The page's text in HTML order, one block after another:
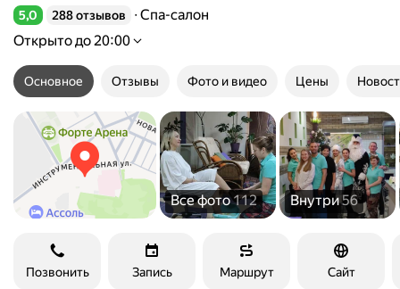
Рейтинг 5,0 из 5
5,0 288 отзывов
Спа-салон
Открыто до 20:00
Основное Отзывы Фото и видео Цены
Все фото112 Внутри56
Позвонить Запись Маршрут Сайт